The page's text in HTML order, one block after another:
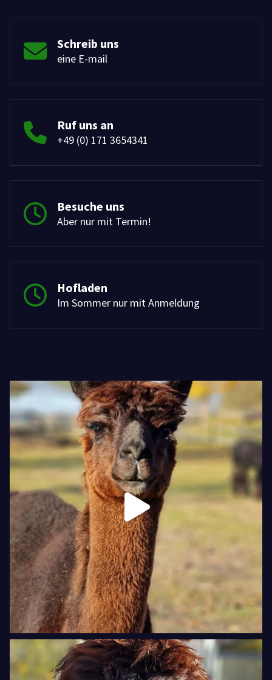
Schreib uns
eine E-mail
Ruf uns an
+49 (0) 171 3654341
Besuche uns
Aber nur mit Termin!
Hofladen
Im Sommer nur mit Anmeldung